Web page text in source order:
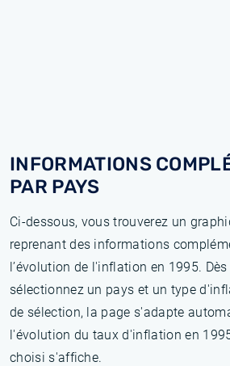
INFORMATIONS
PAR PAYS
Ci-dessous, vous trouverez un
reprenant des informations
l’évolution de l'inflation en 1995.
sélectionnez un pays et un type
de sélection, la page s'adapte
l'évolution du taux d'inflation en
choisi s'affiche.